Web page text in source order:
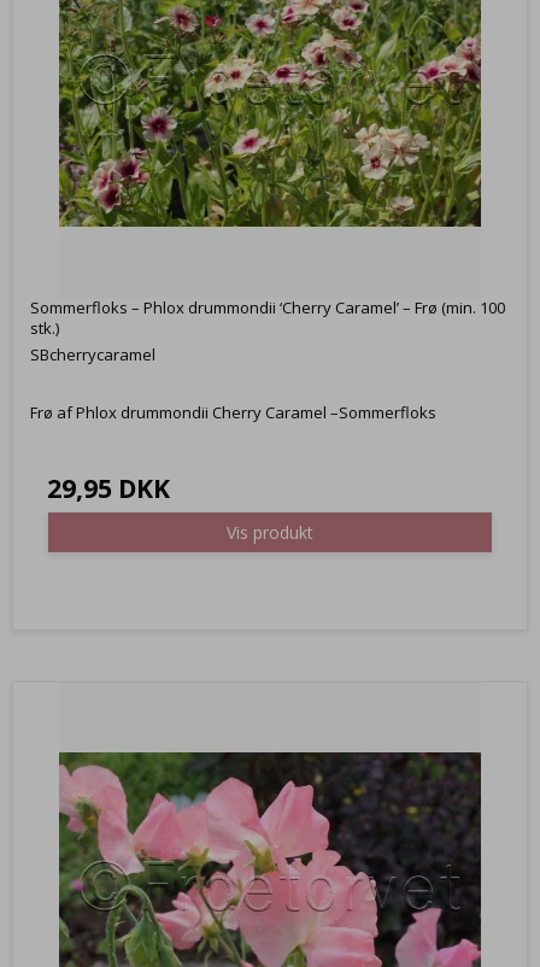
Sommerfloks – Phlox drummondii ‘Cherry Caramel’ – Frø (min. 100
stk.)
SBcherrycaramel
Frø af Phlox drummondii Cherry Caramel –Sommerfloks
29,95 DKK
Vis produkt